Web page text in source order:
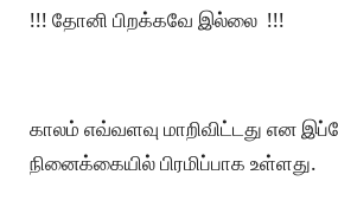
!!! தோனி பிறக்கவே இல்லை !!!
காலம் எவ்வளவு மாறிவிட்டது என
நினைக்கையில் பிரமிப்பாக உள்ளது.